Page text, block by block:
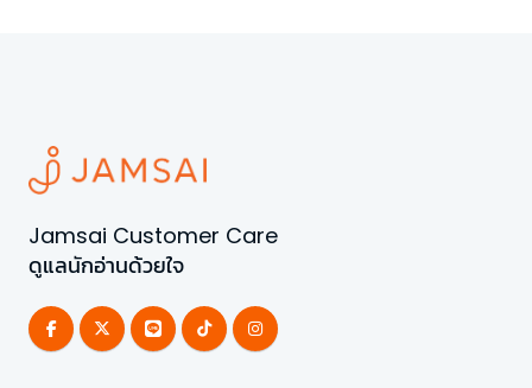
Jamsai Customer Care
ดูแลนักอ่านด้วยใจ